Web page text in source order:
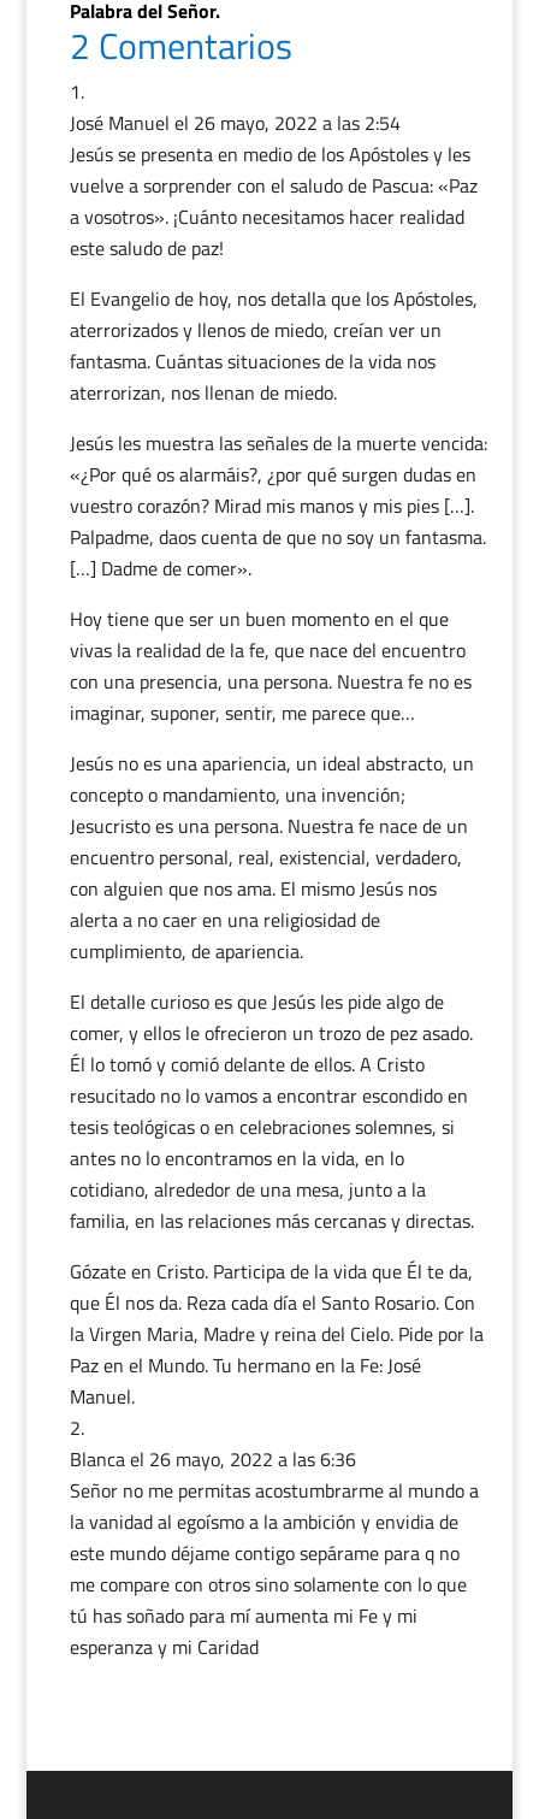
Palabra del Señor.
2 Comentarios
José Manuel el 26 mayo, 2022 a las 2:54
Jesús se presenta en medio de los Apóstoles y les
vuelve a sorprender con el saludo de Pascua: «Paz
a vosotros». ¡Cuánto necesitamos hacer realidad
este saludo de paz!
El Evangelio de hoy, nos detalla que los Apóstoles,
aterrorizados y llenos de miedo, creían ver un
fantasma. Cuántas situaciones de la vida nos
aterrorizan, nos llenan de miedo.
Jesús les muestra las señales de la muerte vencida:
«¿Por qué os alarmáis?, ¿por qué surgen dudas en
vuestro corazón? Mirad mis manos y mis pies […].
Palpadme, daos cuenta de que no soy un fantasma.
[…] Dadme de comer».
Hoy tiene que ser un buen momento en el que
vivas la realidad de la fe, que nace del encuentro
con una presencia, una persona. Nuestra fe no es
imaginar, suponer, sentir, me parece que…
Jesús no es una apariencia, un ideal abstracto, un
concepto o mandamiento, una invención;
Jesucristo es una persona. Nuestra fe nace de un
encuentro personal, real, existencial, verdadero,
con alguien que nos ama. El mismo Jesús nos
alerta a no caer en una religiosidad de
cumplimiento, de apariencia.
El detalle curioso es que Jesús les pide algo de
comer, y ellos le ofrecieron un trozo de pez asado.
Él lo tomó y comió delante de ellos. A Cristo
resucitado no lo vamos a encontrar escondido en
tesis teológicas o en celebraciones solemnes, si
antes no lo encontramos en la vida, en lo
cotidiano, alrededor de una mesa, junto a la
familia, en las relaciones más cercanas y directas.
Gózate en Cristo. Participa de la vida que Él te da,
que Él nos da. Reza cada día el Santo Rosario. Con
la Virgen Maria, Madre y reina del Cielo. Pide por la
Paz en el Mundo. Tu hermano en la Fe: José
Manuel.
Blancael 26 mayo, 2022 a las 6:36
Señor no me permitas acostumbrarme al mundo a
la vanidad al egoísmo a la ambición y envidia de
este mundo déjame contigo sepárame para q no
me compare con otros sino solamente con lo que
tú has soñado para mí aumenta mi Fe y mi
esperanza y mi Caridad